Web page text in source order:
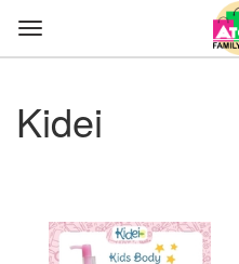
Toggle
navigation
Kidei